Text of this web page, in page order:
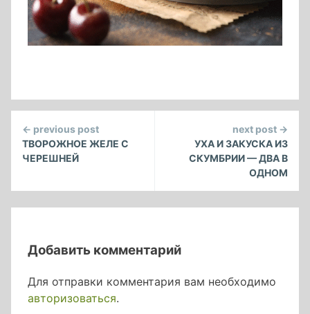
Continue
Reading
← previous post
ТВОРОЖНОЕ ЖЕЛЕ С
ЧЕРЕШНЕЙ
next post →
УХА И ЗАКУСКА ИЗ
СКУМБРИИ — ДВА В
ОДНОМ
Добавить комментарий
Для отправки комментария вам необходимо
авторизоваться.